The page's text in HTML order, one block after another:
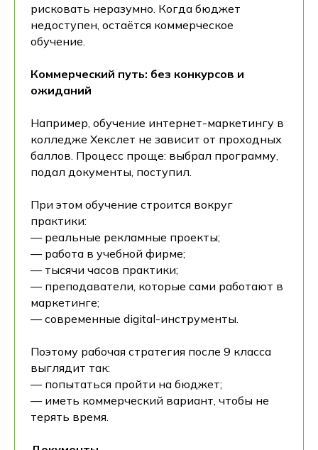
рисковать неразумно. Когда бюджет
недоступен, остаётся коммерческое
обучение.
Коммерческий путь: без конкурсов и
ожиданий
Например, обучение интернет-маркетингу в
колледже Хекслет не зависит от проходных
баллов. Процесс проще: выбрал программу,
подал документы, поступил.
При этом обучение строится вокруг
практики:
— реальные рекламные проекты;
— работа в учебной фирме;
— тысячи часов практики;
— преподаватели, которые сами работают в
маркетинге;
— современные digital-инструменты.
Поэтому рабочая стратегия после 9 класса
выглядит так:
— попытаться пройти на бюджет;
— иметь коммерческий вариант, чтобы не
терять время.